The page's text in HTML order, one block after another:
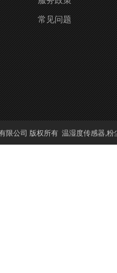
常见问题
限公司 版权所有 温湿度传感器,粉